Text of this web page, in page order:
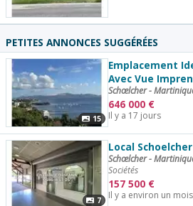
PETITES ANNONCES SUGGÉRÉES
15
Emplacement
Avec Vue
Schœlcher -
646 000 €
Il y a 17 jours
7
Local
Schœlcher -
Sociétés
157 500 €
Il y a environ un mois